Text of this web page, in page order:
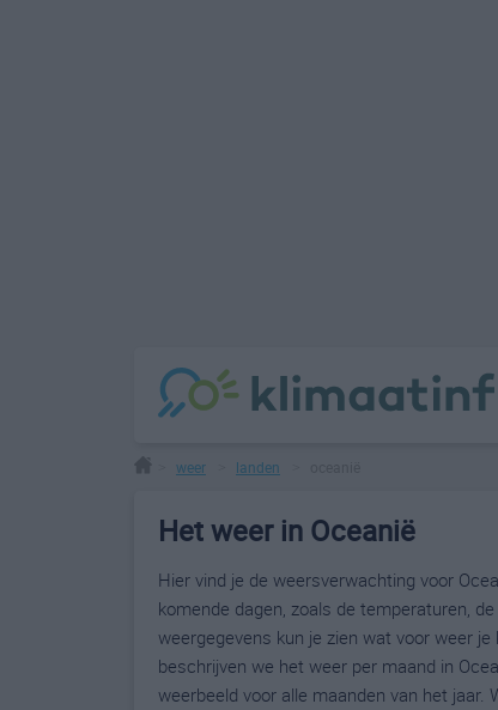
weer landen
Het weer in Oceanië
Hier vind je de weersverwachting voor
komende dagen, zoals de temperaturen,
weergegevens kun je zien wat voor weer
beschrijven we het weer per maand in
weerbeeld voor alle maanden van het jaar.